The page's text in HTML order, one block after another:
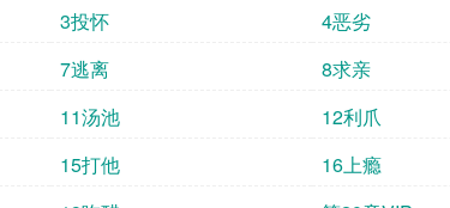
3投怀
4恶劣
7逃离
8求亲
11汤池
12利爪
15打他
16上瘾